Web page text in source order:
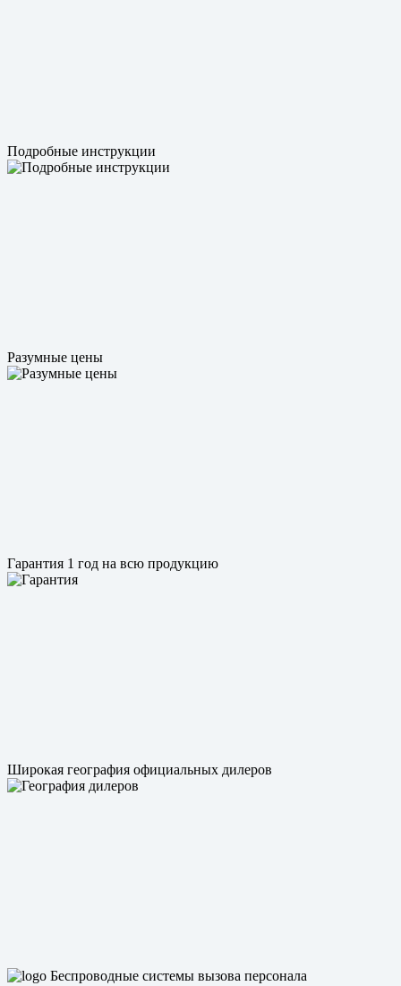
Подробные инструкции
Разумные цены
Гарантия 1 год на всю продукцию
Широкая география официальных дилеров
Беспроводные системы вызова персонала